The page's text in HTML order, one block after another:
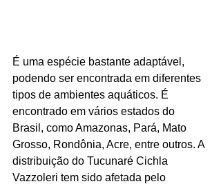
É uma espécie bastante adaptável,
podendo ser encontrada em diferentes
tipos de ambientes aquáticos. É
encontrado em vários estados do
Brasil, como Amazonas, Pará, Mato
Grosso, Rondônia, Acre, entre outros. A
distribuição do Tucunaré Cichla
Vazzoleri tem sido afetada pelo